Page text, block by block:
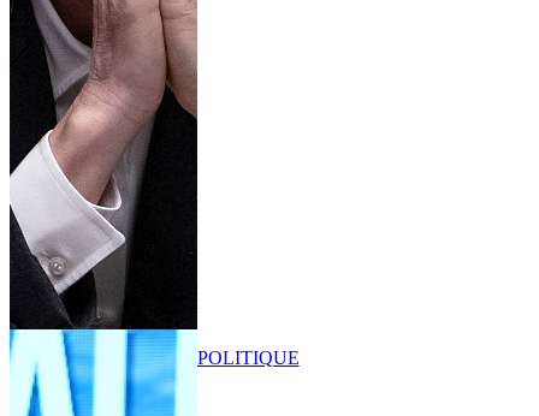
POLITIQUE